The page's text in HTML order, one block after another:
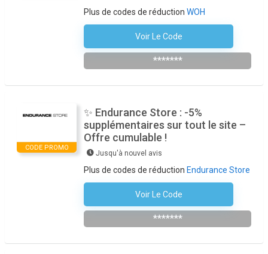
Plus de codes de réduction WOH
Voir Le Code
Abonnez-Vous À La Newsletter
*******
CODE PROMO
✨ Endurance Store : -5%
supplémentaires sur tout le site –
Offre cumulable !
Jusqu'à nouvel avis
Plus de codes de réduction Endurance Store
Voir Le Code
*******